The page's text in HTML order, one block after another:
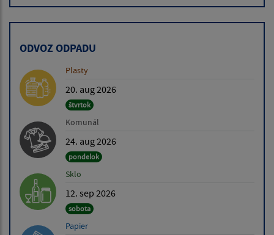
ODVOZ ODPADU
Plasty
20. aug 2026
štvrtok
Komunál
24. aug 2026
pondelok
Sklo
12. sep 2026
sobota
Papier